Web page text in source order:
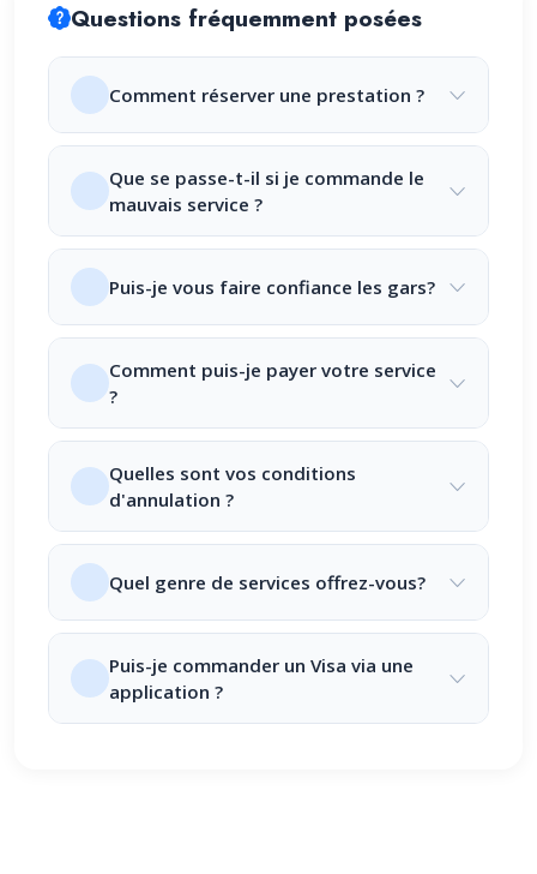
Questions fréquemment posées
Comment réserver une prestation ?
Que se passe-t-il si je commande le
mauvais service ?
Puis-je vous faire confiance les gars?
Comment puis-je payer votre service
?
Quelles sont vos conditions
d'annulation ?
Quel genre de services offrez-vous?
Puis-je commander un Visa via une
application ?